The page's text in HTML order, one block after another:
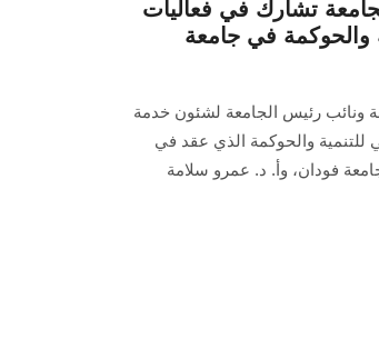
تشارك في فعاليات
والحوكمة في جامعة
ونائب رئيس الجامعة لشئون خدمة
للتنمية والحوكمة الذي عقد في
فودان، وأ. د. عمرو سلامة